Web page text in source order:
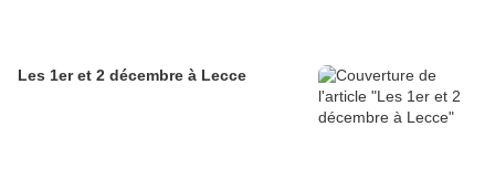
Les 1er et 2 décembre à Lecce